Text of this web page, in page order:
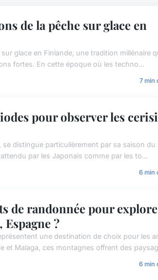
de la pêche sur glace en
glace en Finlande, une tradition millénaire
fortes. En cette époque où les techno...
7 min
pour observer les
distingue particulièrement par sa saison du
par les Japonais comme par les to...
6 min
de randonnée pour
Espagne ?
une destination de choix pour les
et Malaga, ces montagnes offrent des
6 min